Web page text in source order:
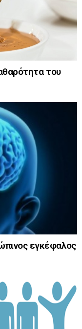
του
εγκέφαλος